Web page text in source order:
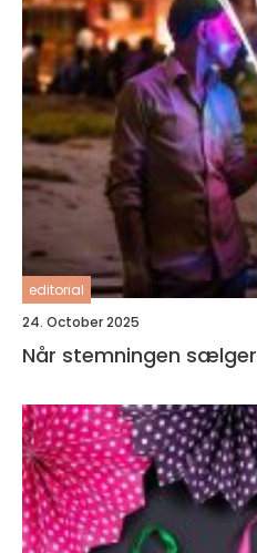
editorial
24. October 2025
Når stemningen sælger